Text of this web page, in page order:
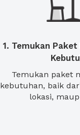
1. Temukan
Temukan paket
kebutuhan, baik
lokasi,